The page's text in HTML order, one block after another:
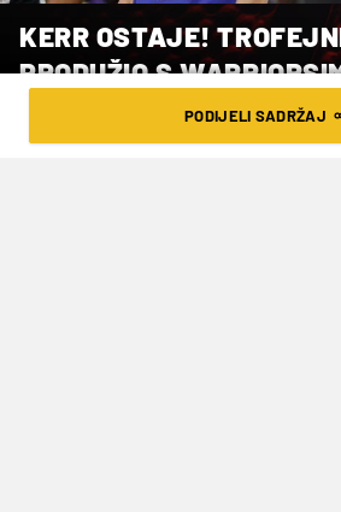
KERR OSTAJE!
PRODUŽIO S
PODIJELI SADRŽAJ